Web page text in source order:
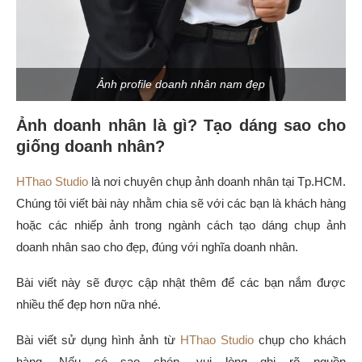
Ảnh profile doanh nhân nam đẹp
Ảnh doanh nhân là gì? Tạo dáng sao cho
giống doanh nhân?
HThao Studio là nơi chuyên chụp ảnh doanh nhân tại Tp.HCM.
Chúng tôi viết bài này nhằm chia sẽ với các bạn là khách hàng
hoặc các nhiếp ảnh trong ngành cách tạo dáng chụp ảnh
doanh nhân sao cho đẹp, đúng với nghĩa doanh nhân.
Bài viết này sẽ được cập nhật thêm để các bạn nắm được
nhiều thế đẹp hơn nữa nhé.
Bài viết sử dụng hình ảnh từ HThao Studiochụp cho khách